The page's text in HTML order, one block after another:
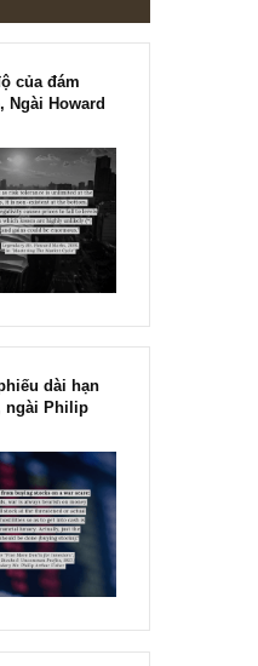
ạ?. ( ý em xin được hỏi
doanh thu của CMN từ
bán lẻ các sản phẩm khác
không a?. )
hành!!